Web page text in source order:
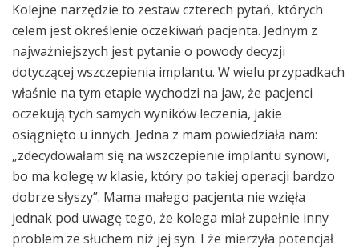
Kolejne narzędzie to zestaw czterech pytań, których
celem jest określenie oczekiwań pacjenta. Jednym z
najważniejszych jest pytanie o powody decyzji
dotyczącej wszczepienia implantu. W wielu przypadkach
właśnie na tym etapie wychodzi na jaw, że pacjenci
oczekują tych samych wyników leczenia, jakie
osiągnięto u innych. Jedna z mam powiedziała nam:
„zdecydowałam się na wszczepienie implantu synowi,
bo ma kolegę w klasie, który po takiej operacji bardzo
dobrze słyszy”. Mama małego pacjenta nie wzięła
jednak pod uwagę tego, że kolega miał zupełnie inny
problem ze słuchem niż jej syn. I że mierzyła potencjał